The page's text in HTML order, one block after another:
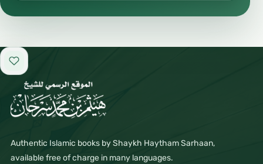
Add to favorites
Authentic Islamic books by Shaykh Haytham Sarhaan,
available free of charge in many languages.